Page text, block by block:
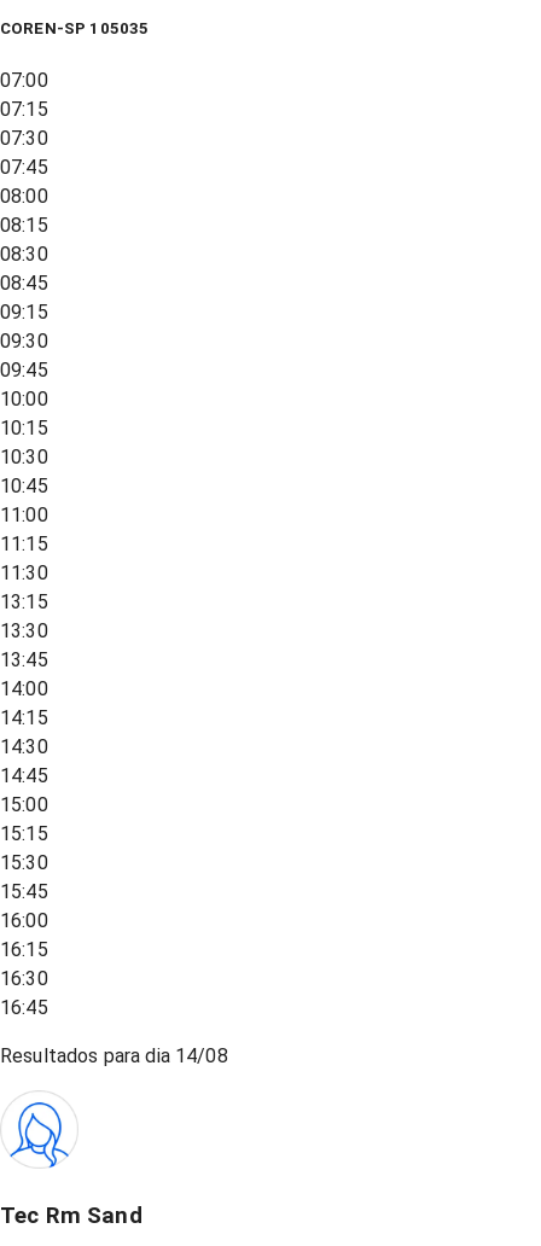
COREN-SP 105035
07:00
07:15
07:30
07:45
08:00
08:15
08:30
08:45
09:15
09:30
09:45
10:00
10:15
10:30
10:45
11:00
11:15
11:30
13:15
13:30
13:45
14:00
14:15
14:30
14:45
15:00
15:15
15:30
15:45
16:00
16:15
16:30
16:45
Resultados para dia 14/08
Tec Rm Sand